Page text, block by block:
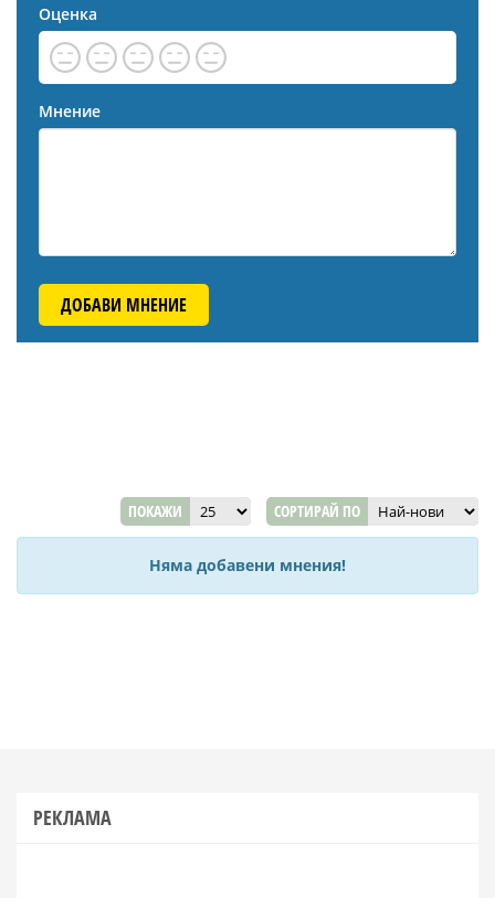
Оценка
Мнение
ДОБАВИ МНЕНИЕ
ПОКАЖИ СОРТИРАЙ ПО
Няма добавени мнения!
РЕКЛАМА